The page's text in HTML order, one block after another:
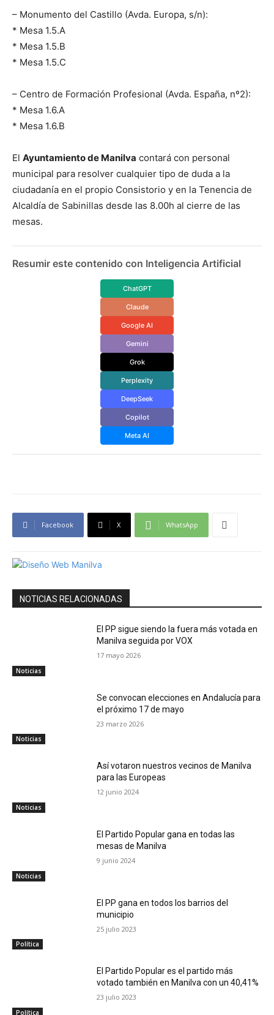
– Monumento del Castillo (Avda. Europa, s/n):
* Mesa 1.5.A
* Mesa 1.5.B
* Mesa 1.5.C
– Centro de Formación Profesional (Avda. España, nº2):
* Mesa 1.6.A
* Mesa 1.6.B
El Ayuntamiento de Manilva contará con personal
municipal para resolver cualquier tipo de duda a la
ciudadanía en el propio Consistorio y en la Tenencia de
Alcaldía de Sabinillas desde las 8.00h al cierre de las
mesas.
Resumir este contenido con Inteligencia Artificial
ChatGPT
Claude
Google AI
Gemini
Grok
Perplexity
DeepSeek
Copilot
Meta AI
Facebook X WhatsApp
NOTICIAS RELACIONADAS
Noticias
El PP sigue siendo la fuera más votada en
Manilva seguida por VOX
17 mayo 2026
Noticias
Se convocan elecciones en Andalucía para
el próximo 17 de mayo
23 marzo 2026
Noticias
Así votaron nuestros vecinos de Manilva
para las Europeas
12 junio 2024
Noticias
El Partido Popular gana en todas las
mesas de Manilva
9 junio 2024
Política
El PP gana en todos los barrios del
municipio
25 julio 2023
Política
El Partido Popular es el partido más
votado también en Manilva con un 40,41%
23 julio 2023